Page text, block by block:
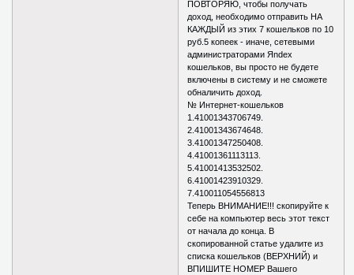
ПОВТОРЯЮ, чтобы получать
доход, необходимо отправить НА
КАЖДЫЙ из этих 7 кошельков по 10
руб.5 копеек - иначе, сетевыми
администраторами Яndex
кошельков, вы просто не будете
включены в систему и не сможете
обналичить доход.
№ Интернет-кошельков
1.41001343706749.
2.41001343674648.
3.41001347250408.
4.41001361113113.
5.41001413532502.
6.41001423910329.
7.410011054556813
Теперь ВНИМАНИЕ!!! скопируйте к
себе на компьютер весь этот текст
от начала до конца. В
скопированной статье удалите из
списка кошельков (ВЕРХНИЙ) и
ВПИШИТЕ НОМЕР Вашего